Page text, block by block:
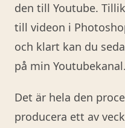
den till Youtube.
till videon i
och klart kan du
på min Youtubekanal.
Det är hela den
producera ett av